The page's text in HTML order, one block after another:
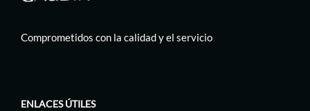
Comprometidos con la calidad y el servicio
ENLACES ÚTILES